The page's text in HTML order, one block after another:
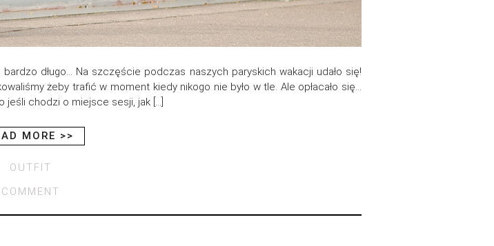
bardzo długo… Na szczęście podczas naszych paryskich wakacji udało się!
żeby trafić w moment kiedy nikogo nie było w tle. Ale opłacało się…
jeśli chodzi o miejsce sesji, jak […]
MORE >>
OUTFIT
COMMENT